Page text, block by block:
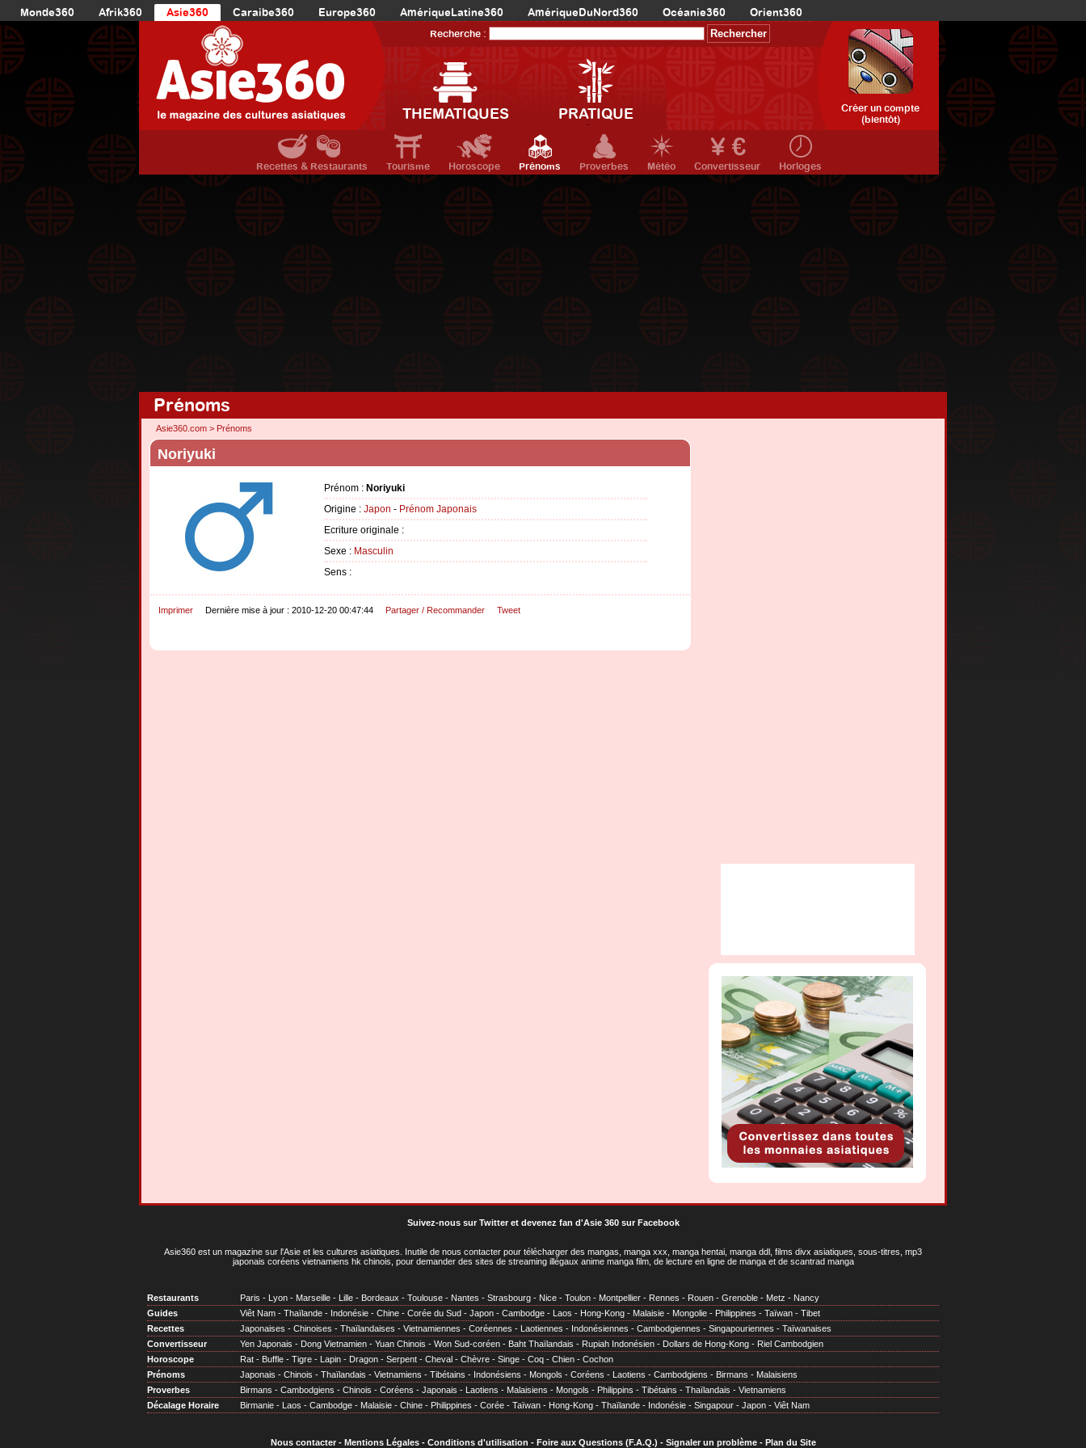
Monde360 Afrik360 Asie360 Caraibe360 Europe360 AmériqueLatine360 AmériqueDuNord360 Océanie360 Orient360
Recherche :
THEMATIQUES PRATIQUE
Créer un compte
(bientôt)
Recettes & Restaurants Tourisme Horoscope Prénoms Proverbes Météo Convertisseur Horloges
Prénoms
Asie360.com > Prénoms
Noriyuki
Prénom : Noriyuki
Origine : Japon - Prénom Japonais
Ecriture originale :
Sexe : Masculin
Sens :
Imprimer Dernière mise à jour : 2010-12-20 00:47:44 Partager / Recommander Tweet
Suivez-nous sur Twitteret devenez fan d'Asie 360 sur Facebook
Asie360 est un magazine sur l'Asie et les cultures asiatiques . Inutile de nous contacter pour télécharger des mangas, manga xxx, manga hentai, manga ddl, films divx asiatiques, sous-titres, mp3
japonais coréens vietnamiens hk chinois, pour demander des sites de streaming illégaux anime manga film, de lecture en ligne de manga et de scantrad manga
Restaurants Paris - Lyon - Marseille - Lille - Bordeaux - Toulouse - Nantes - Strasbourg - Nice - Toulon - Montpellier - Rennes - Rouen - Grenoble - Metz - Nancy
Guides
Viêt Nam - Thaïlande - Indonésie - Chine - Corée du Sud - Japon - Cambodge - Laos - Hong-Kong - Malaisie - Mongolie - Philippines - Taïwan - Tibet
Recettes
Japonaises - Chinoises - Thaïlandaises - Vietnamiennes - Coréennes - Laotiennes - Indonésiennes - Cambodgiennes - Singapouriennes - Taïwanaises
Convertisseur
Yen Japonais - Dong Vietnamien - Yuan Chinois - Won Sud-coréen - Baht Thaïlandais - Rupiah Indonésien - Dollars de Hong-Kong - Riel Cambodgien
Horoscope
Rat - Buffle - Tigre - Lapin - Dragon - Serpent - Cheval - Chèvre - Singe - Coq - Chien - Cochon
Prénoms
Japonais - Chinois - Thaïlandais - Vietnamiens - Tibétains - Indonésiens - Mongols - Coréens - Laotiens - Cambodgiens - Birmans - Malaisiens
Proverbes
Birmans - Cambodgiens - Chinois - Coréens - Japonais - Laotiens - Malaisiens - Mongols - Philippins - Tibétains - Thaïlandais - Vietnamiens
Décalage Horaire
Birmanie - Laos - Cambodge - Malaisie - Chine - Philippines - Corée - Taïwan - Hong-Kong - Thaïlande - Indonésie - Singapour - Japon - Viêt Nam
Nous contacter- Mentions Légales- Conditions d'utilisation - Foire aux Questions (F.A.Q.) - Signaler un problème- Plan du Site